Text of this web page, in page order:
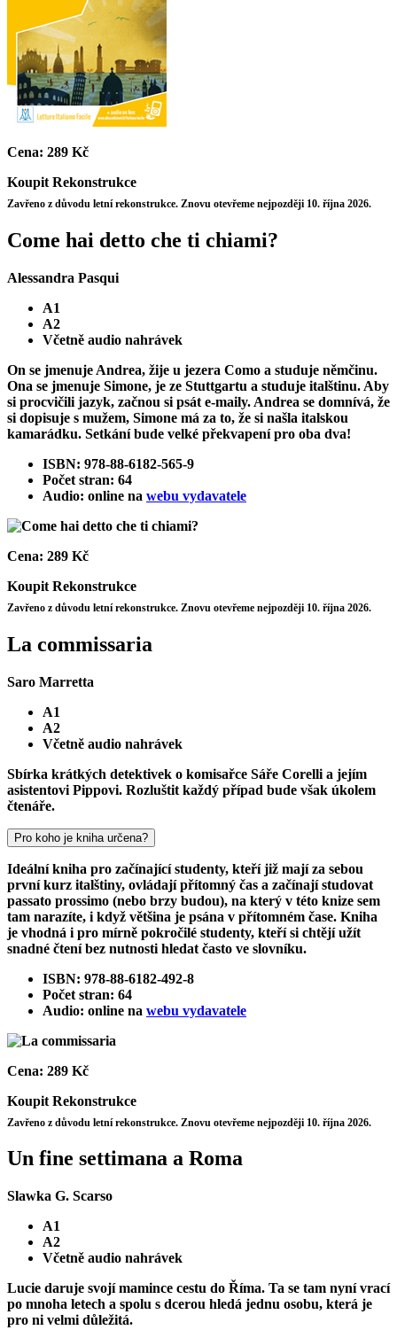
Cena: 289 Kč
Koupit Rekonstrukce
Zavřeno z důvodu letní rekonstrukce. Znovu otevřeme nejpozději 10. října 2026.
Come hai detto che ti chiami?
Alessandra Pasqui
A1
A2
Včetně audio nahrávek
On se jmenuje Andrea, žije u jezera Como a studuje němčinu.
Ona se jmenuje Simone, je ze Stuttgartu a studuje italštinu. Aby
si procvičili jazyk, začnou si psát e-maily. Andrea se domnívá, že
si dopisuje s mužem, Simone má za to, že si našla italskou
kamarádku. Setkání bude velké překvapení pro oba dva!
ISBN: 978-88-6182-565-9
Počet stran: 64
Audio: online na webu vydavatele
Cena: 289 Kč
Koupit Rekonstrukce
Zavřeno z důvodu letní rekonstrukce. Znovu otevřeme nejpozději 10. října 2026.
La commissaria
Saro Marretta
A1
A2
Včetně audio nahrávek
Sbírka krátkých detektivek o komisařce Sáře Corelli a jejím
asistentovi Pippovi. Rozluštit každý případ bude však úkolem
čtenáře.
Pro koho je kniha určena?
Ideální kniha pro začínající studenty, kteří již mají za sebou
první kurz italštiny, ovládají přítomný čas a začínají studovat
passato prossimo (nebo brzy budou), na který v této knize sem
tam narazíte, i když většina je psána v přítomném čase. Kniha
je vhodná i pro mírně pokročilé studenty, kteří si chtějí užít
snadné čtení bez nutnosti hledat často ve slovníku.
ISBN: 978-88-6182-492-8
Počet stran: 64
Audio: online na webu vydavatele
Cena: 289 Kč
Koupit Rekonstrukce
Zavřeno z důvodu letní rekonstrukce. Znovu otevřeme nejpozději 10. října 2026.
Un fine settimana a Roma
Slawka G. Scarso
A1
A2
Včetně audio nahrávek
Lucie daruje svojí mamince cestu do Říma. Ta se tam nyní vrací
po mnoha letech a spolu s dcerou hledá jednu osobu, která je
pro ni velmi důležitá.